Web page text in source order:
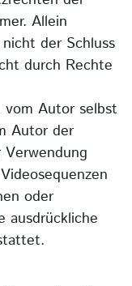
Allein
der Schluss
durch Rechte
Autor selbst
Autor der
oder
ausdrückliche